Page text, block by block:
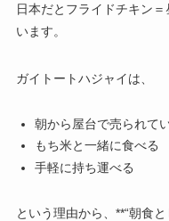
日本だとフライドチキン
います。
ガイトートハジャイは、
朝から屋台で売られて
もち米と一緒に食べる
手軽に持ち運べる
という理由から、**“朝食